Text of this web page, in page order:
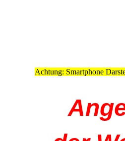
Achtung: Smartphone